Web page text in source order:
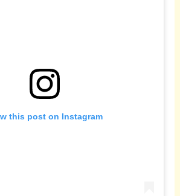
this post on Instagram